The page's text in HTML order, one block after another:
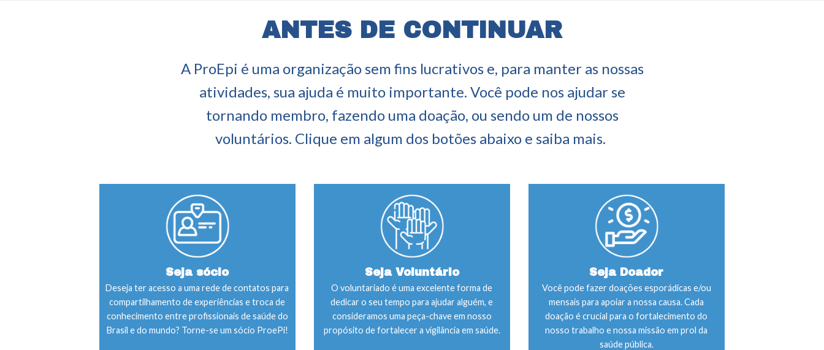
ANTES DE CONTINUAR
A ProEpi é uma organização sem fins lucrativos e, para manter as nossas
atividades, sua ajuda é muito importante. Você pode nos ajudar se
tornando membro, fazendo uma doação, ou sendo um de nossos
voluntários. Clique em algum dos botões abaixo e saiba mais.
Seja sócio
Deseja ter acesso a uma rede de contatos para
compartilhamento de experiências e troca de
conhecimento entre profissionais de saúde do
Brasil e do mundo? Torne-se um sócio ProePi!
Seja Voluntário
O voluntariado é uma excelente forma de
dedicar o seu tempo para ajudar alguém, e
consideramos uma peça-chave em nosso
propósito de fortalecer a vigilância em saúde.
Seja Doador
Você pode fazer doações esporádicas e/ou
mensais para apoiar a nossa causa. Cada
doação é crucial para o fortalecimento do
nosso trabalho e nossa missão em prol da
saúde pública.